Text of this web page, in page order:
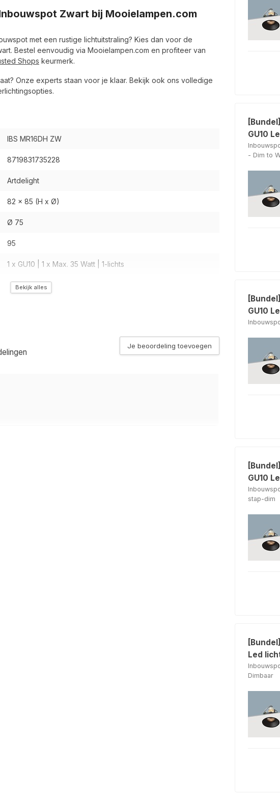
Zwart bij Mooielampen.com
met een rustige lichtuitstraling? Kies dan voor de
Bestel eenvoudig via Mooielampen.com en profiteer van
Shops keurmerk.
Onze experts staan voor je klaar. Bekijk ook ons volledige
IBS MR16DH ZW
8719831735228
Artdelight
82 x 85 (H x Ø)
Ø 75
95
1 x GU10 | 1 x Max. 35 Watt | 1-lichts
Metaal
Bekijk alles
Je beoordeling toevoegen
GU10
- Dim to
GU10
GU10
stap-dim
Led
Dimbaar